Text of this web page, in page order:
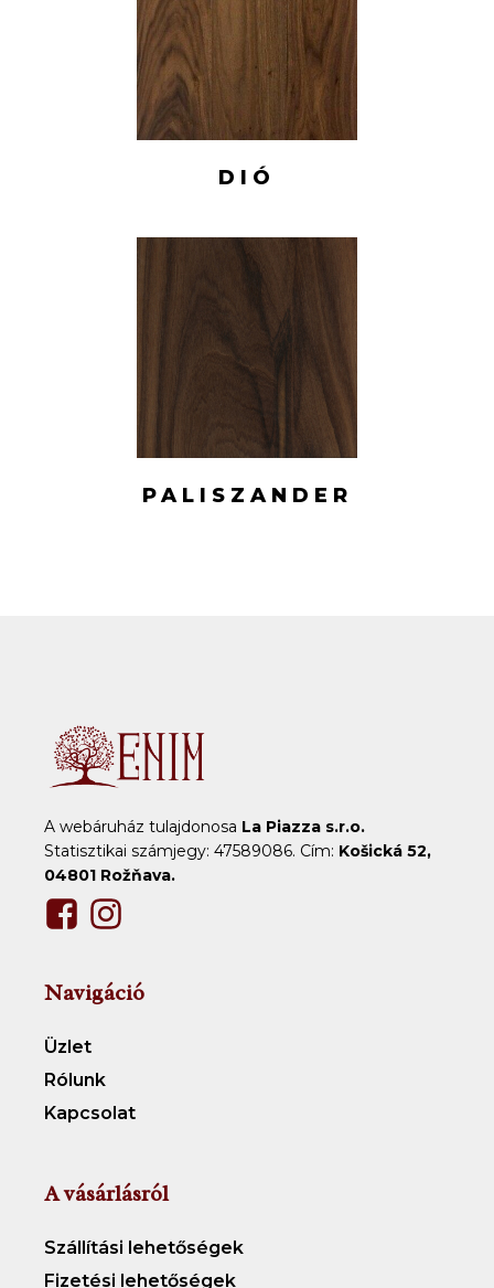
DIÓ
PALISZANDER
A webáruház tulajdonosa La Piazza s.r.o.
Statisztikai számjegy: 47589086. Cím: Košická 52,
04801 Rožňava.
Navigáció
Üzlet
Rólunk
Kapcsolat
A vásárlásról
Szállítási lehetőségek
Fizetési lehetőségek